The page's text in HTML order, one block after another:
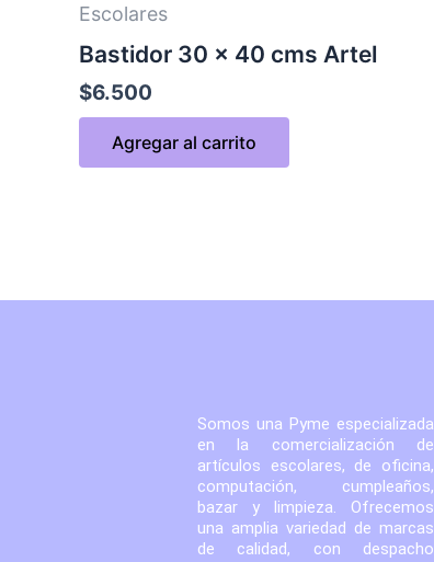
Escolares
Bastidor 30 x 40 cms Artel
$6.500
Agregar al carrito
Somos una Pyme especializada
en la comercialización de
artículos escolares, de oficina,
computación, cumpleaños,
bazar y limpieza. Ofrecemos
una amplia variedad de marcas
de calidad, con despacho